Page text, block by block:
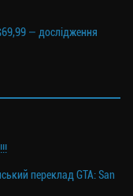
— дослідження
переклад GTA: San